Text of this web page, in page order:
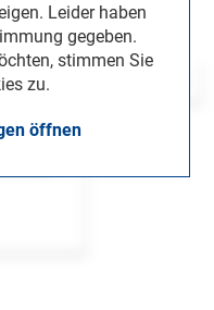
Leider haben
gegeben.
stimmen Sie
zu.
öffnen